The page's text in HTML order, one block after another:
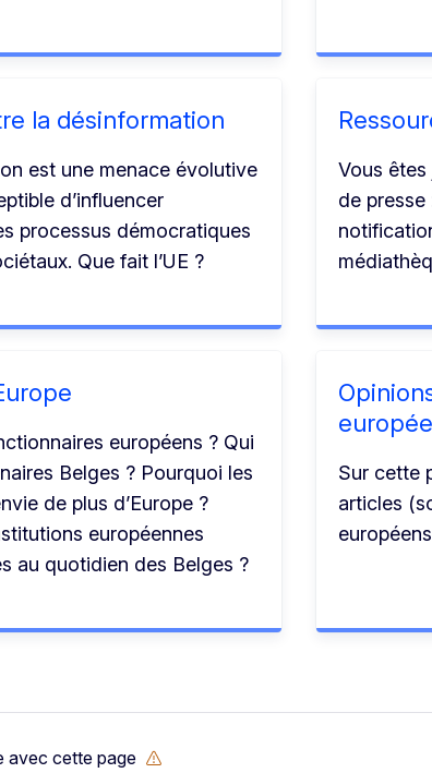
la désinformation
est une menace évolutive
d’influencer
processus démocratiques
Que fait l’UE ?
Vous
de
européens ? Qui
Belges ? Pourquoi les
de plus d’Europe ?
européennes
au quotidien des Belges ?
Sur cette
articles
avec cette page